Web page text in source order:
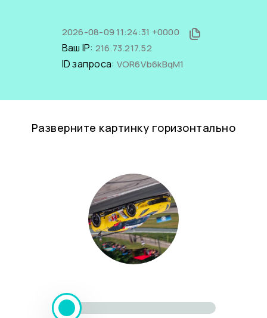
2026-08-09 11:24:31 +0000
Ваш IP: 216.73.217.52
ID запроса: VOR6Vb6kBqM1
Разверните картинку горизонтально